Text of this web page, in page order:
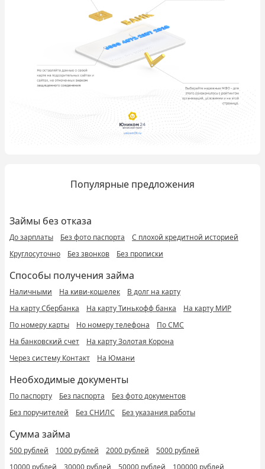
Популярные предложения
Займы без отказа
До зарплаты Без фото паспорта
С плохой кредитной историей
Круглосуточно
Без звонков Без прописки
Способы получения займа
Наличными На киви-кошелек
В долг на карту
На карту Сбербанка
На карту Тинькофф банка
На карту МИР
По номеру карты
Но номеру телефона
По СМС
На банковский счет
На карту Золотая Корона
Через систему Контакт
На Юмани
Необходимые документы
По паспорту Без паспорта
Без фото документов
Без поручителей
Без СНИЛС Без указания работы
Сумма займа
500 рублей 1000 рублей 2000 рублей
5000 рублей